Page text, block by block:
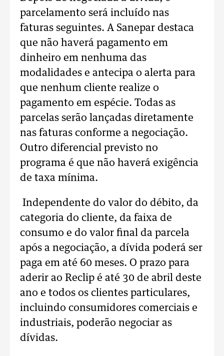
parcelamento será incluído nas
faturas seguintes. A Sanepar destaca
que não haverá pagamento em
dinheiro em nenhuma das
modalidades e antecipa o alerta para
que nenhum cliente realize o
pagamento em espécie. Todas as
parcelas serão lançadas diretamente
nas faturas conforme a negociação.
Outro diferencial previsto no
programa é que não haverá exigência
de taxa mínima.
Independente do valor do débito, da
categoria do cliente, da faixa de
consumo e do valor final da parcela
após a negociação, a dívida poderá ser
paga em até 60 meses. O prazo para
aderir ao Reclip é até 30 de abril deste
ano e todos os clientes particulares,
incluindo consumidores comerciais e
industriais, poderão negociar as
dívidas.